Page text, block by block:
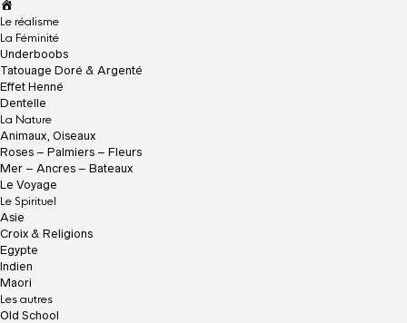
c
c
u
e
i
l
Le réalisme
La Féminité
Underboobs
Tatouage Doré & Argenté
Effet Henné
Dentelle
La Nature
Animaux, Oiseaux
Roses – Palmiers – Fleurs
Mer – Ancres – Bateaux
Le Voyage
Le Spirituel
Asie
Croix & Religions
Egypte
Indien
Maori
Les autres
Old School